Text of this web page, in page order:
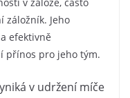
záložník. Jeho
efektivně
přínos pro jeho tým.
v udržení míče